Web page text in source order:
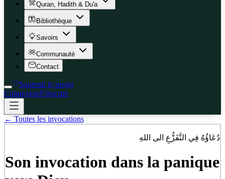
Quran, Hadith & Du'a
Bibliothèque
Savoirs
Communauté
Contact
Soutenir le projet
ConnexionS'inscrire
← Toutes les invocations
دُعَاؤُهُ فِي التَّفَزُّعِ الى اللهِ
Son invocation dans la panique